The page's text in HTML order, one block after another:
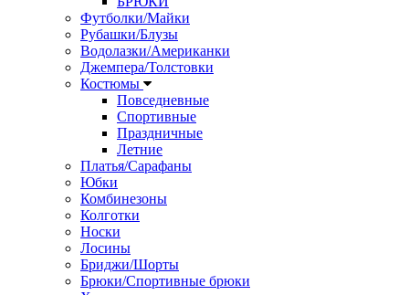
Футболки/Майки
Рубашки/Блузы
Водолазки/Американки
Джемпера/Толстовки
Костюмы
Повседневные
Спортивные
Праздничные
Летние
Платья/Сарафаны
Юбки
Комбинезоны
Колготки
Носки
Лосины
Бриджи/Шорты
Брюки/Спортивные брюки